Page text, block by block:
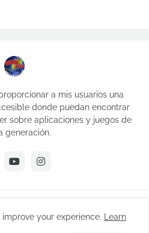
a mis usuarios una
donde puedan encontrar
sobre aplicaciones y juegos de
generación.
Caldera- ceo Centroaplis
your experience.
Learn